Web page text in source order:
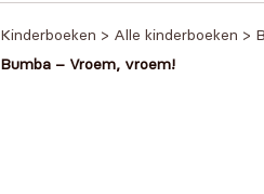
Kinderboeken > Alle kinderboeken >
Bumba – Vroem, vroem!